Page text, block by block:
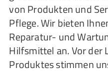
von Produkten und
Pflege. Wir bieten
Reparatur- und
Hilfsmittel an. Vor der
Produktes stimmen